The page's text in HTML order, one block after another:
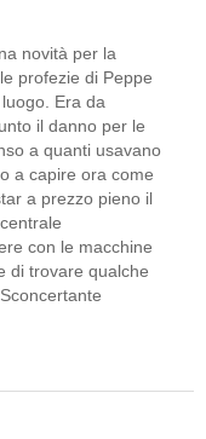
novità per la
profezie di Peppe
Era da
il danno per le
a quanti usavano
a capire ora come
a prezzo pieno il
con le macchine
di trovare qualche